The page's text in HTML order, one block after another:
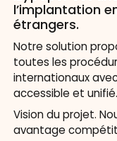
l’implantation
étrangers.
Notre solution
toutes les
internationaux
accessible et unifié.
Vision du projet.
avantage